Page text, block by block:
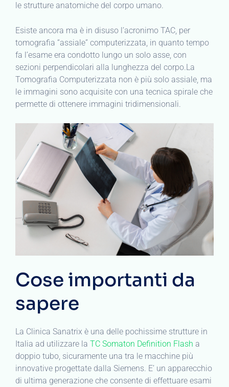
le strutture anatomiche del corpo umano.
Esiste ancora ma è in disuso l’acronimo TAC, per
tomografia “assiale” computerizzata, in quanto tempo
fa l’esame era condotto lungo un solo asse, con
sezioni perpendicolari alla lunghezza del corpo.La
Tomografia Computerizzata non è più solo assiale, ma
le immagini sono acquisite con una tecnica spirale che
permette di ottenere immagini tridimensionali.
Cose importanti da
sapere
La Clinica Sanatrix è una delle pochissime strutture in
Italia ad utilizzare la TC Somaton Definition Flash a
doppio tubo, sicuramente una tra le macchine più
innovative progettate dalla Siemens. E’ un apparecchio
di ultima generazione che consente di effettuare esami